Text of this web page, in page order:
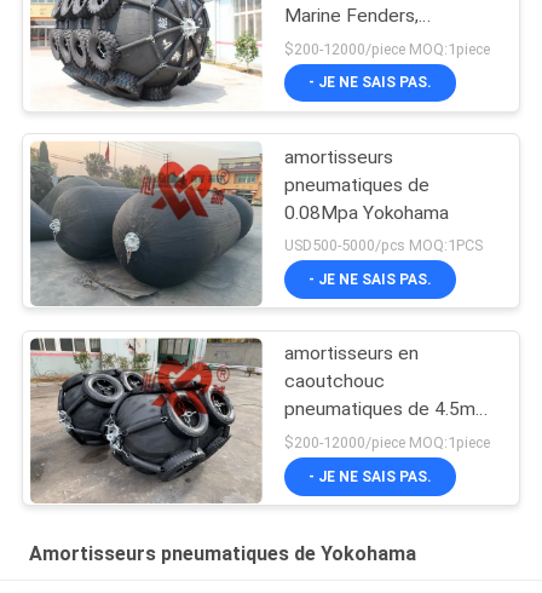
Marine Fenders,
amortisseur en
caoutchouc
pneumatique
$200-12000/piece MOQ:1piece
- JE NE SAIS PAS.
amortisseurs
pneumatiques de
0.08Mpa Yokohama
USD500-5000/pcs MOQ:1PCS
- JE NE SAIS PAS.
amortisseurs en
caoutchouc
pneumatiques de 4.5m
Yokohama
$200-12000/piece MOQ:1piece
- JE NE SAIS PAS.
Amortisseurs pneumatiques de Yokohama